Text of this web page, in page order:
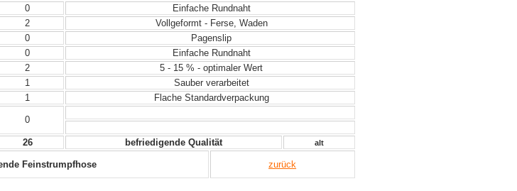
0
Einfache Rundnaht
2
Vollgeformt - Ferse, Waden
0
Pagenslip
0
Einfache Rundnaht
2
5 - 15 % - optimaler Wert
1
Sauber verarbeitet
1
Flache Standardverpackung
0
26 befriedigende Qualität alt
Feinstrumpfhose zurück